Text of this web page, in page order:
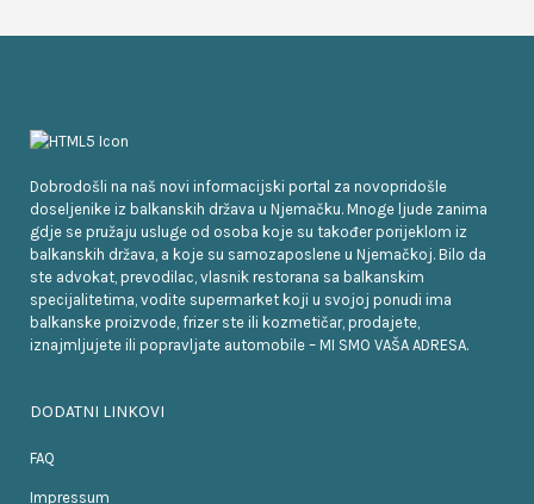
Dobrodošli na naš novi informacijski portal za novopridošle
doseljenike iz balkanskih država u Njemačku. Mnoge ljude zanima
gdje se pružaju usluge od osoba koje su također porijeklom iz
balkanskih država, a koje su samozaposlene u Njemačkoj. Bilo da
ste advokat, prevodilac, vlasnik restorana sa balkanskim
specijalitetima, vodite supermarket koji u svojoj ponudi ima
balkanske proizvode, frizer ste ili kozmetičar, prodajete,
iznajmljujete ili popravljate automobile – MI SMO VAŠA ADRESA.
DODATNI LINKOVI
FAQ
Impressum